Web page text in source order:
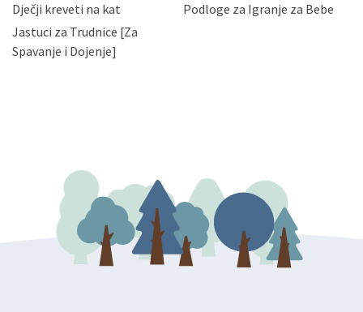
zatražiti prestanak aktivnosti obrade Vaših osobnih
podataka. Opoziv privole možete podnijeti poštom na
gore navedenu adresu ili e-mailom na adresu:
Dječji kreveti na kat
Podloge za Igranje za Bebe
Jastuci za Trudnice [Za
Spavanje i Dojenje]